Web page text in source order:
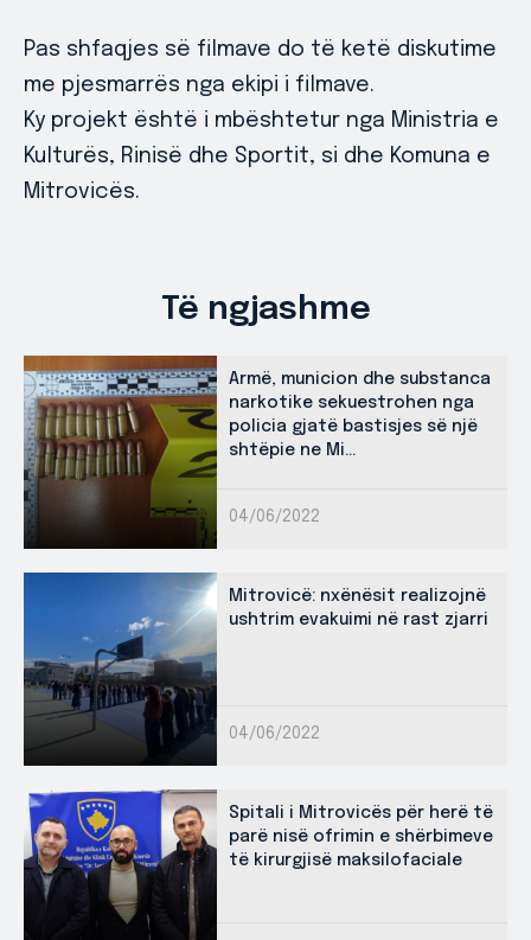
Pas shfaqjes së filmave do të ketë diskutime
me pjesmarrës nga ekipi i filmave.
Ky projekt është i mbështetur nga Ministria e
Kulturës, Rinisë dhe Sportit, si dhe Komuna e
Mitrovicës.
Të ngjashme
Armë, municion dhe substanca
narkotike sekuestrohen nga
policia gjatë bastisjes së një
shtëpie ne Mi...
04/06/2022
Mitrovicë: nxënësit realizojnë
ushtrim evakuimi në rast zjarri
04/06/2022
Spitali i Mitrovicës për herë të
parë nisë ofrimin e shërbimeve
të kirurgjisë maksilofaciale